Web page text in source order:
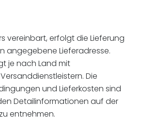
vereinbart, erfolgt die Lieferung
angegebene Lieferadresse.
je nach Land mit
Die
und Lieferkosten sind
Detailinformationen auf der
entnehmen.